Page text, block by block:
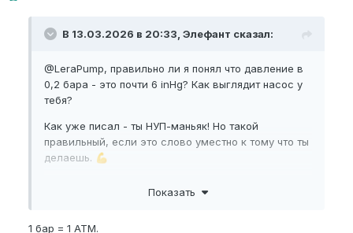
В 13.03.2026 в 20:33, Элефант сказал:
@LeraPump, правильно ли я понял что давление в
0,2 бара - это почти 6 inHg? Как выглядит насос у
тебя?
Как уже писал - ты НУП-маньяк! Но такой
правильный, если это слово уместно к тому что ты
делаешь. 💪
кажется. Кол-во эякулята реально увеличилось с
Показать
1 бар = 1 АТМ.